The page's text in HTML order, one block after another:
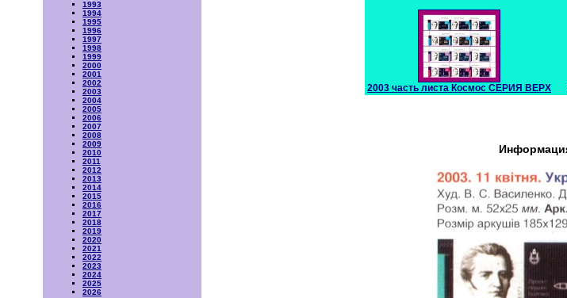
1993
1994
1995
1996
1997
1998
1999
2000
2001
2002
2003
2004
2005
2006
2007
2008
2009
2010
2011
2012
2013
2014
2015
2016
2017
2018
2019
2020
2021
2022
2023
2024
2025
2026
2003 часть листа Космос СЕРИЯ ВЕРХ